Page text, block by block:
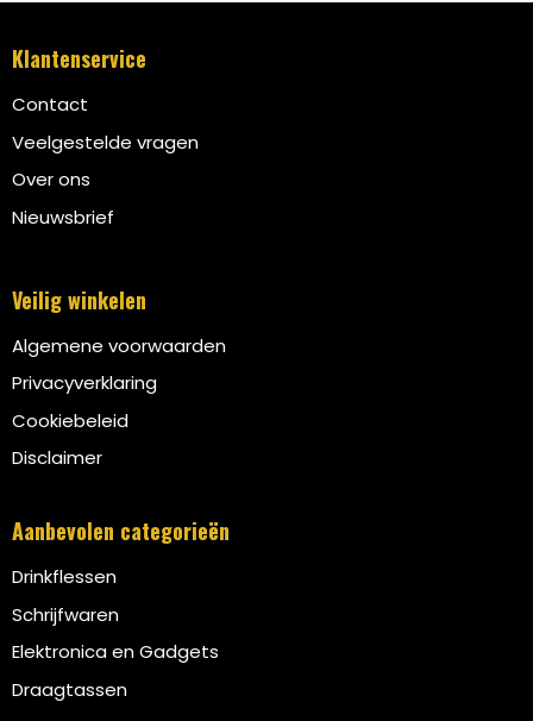
Klantenservice
Contact
Veelgestelde vragen
Over ons
Nieuwsbrief
Veilig winkelen
Algemene voorwaarden
Privacyverklaring
Cookiebeleid
Disclaimer
Aanbevolen categorieën
Drinkflessen
Schrijfwaren
Elektronica en Gadgets
Draagtassen